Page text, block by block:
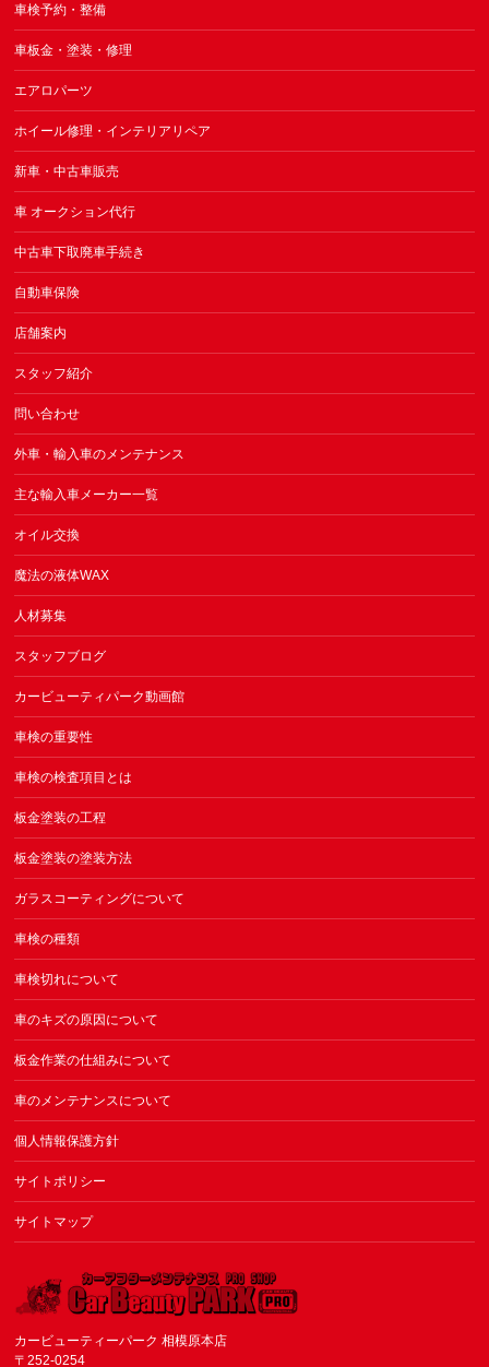
車検予約・整備
車板金・塗装・修理
エアロパーツ
ホイール修理・インテリアリペア
新車・中古車販売
車 オークション代行
中古車下取廃車手続き
自動車保険
店舗案内
スタッフ紹介
問い合わせ
外車・輸入車のメンテナンス
主な輸入車メーカー一覧
オイル交換
魔法の液体WAX
人材募集
スタッフブログ
カービューティパーク動画館
車検の重要性
車検の検査項目とは
板金塗装の工程
板金塗装の塗装方法
ガラスコーティングについて
車検の種類
車検切れについて
車のキズの原因について
板金作業の仕組みについて
車のメンテナンスについて
個人情報保護方針
サイトポリシー
サイトマップ
カービューティーパーク 相模原本店
〒252-0254